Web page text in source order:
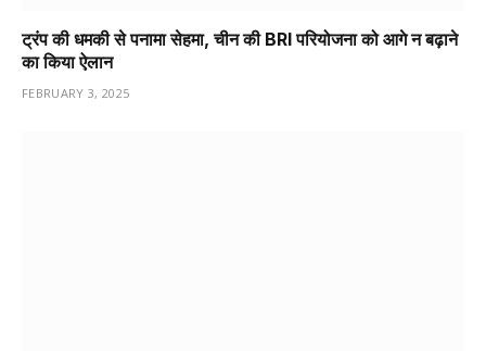
ट्रंप की धमकी से पनामा सेहमा, चीन की BRI परियोजना को आगे न बढ़ाने
का किया ऐलान
FEBRUARY 3, 2025